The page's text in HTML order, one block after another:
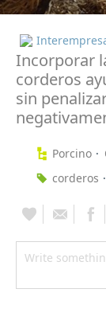
Incorporar
corderos
sin
Porcino
corderos